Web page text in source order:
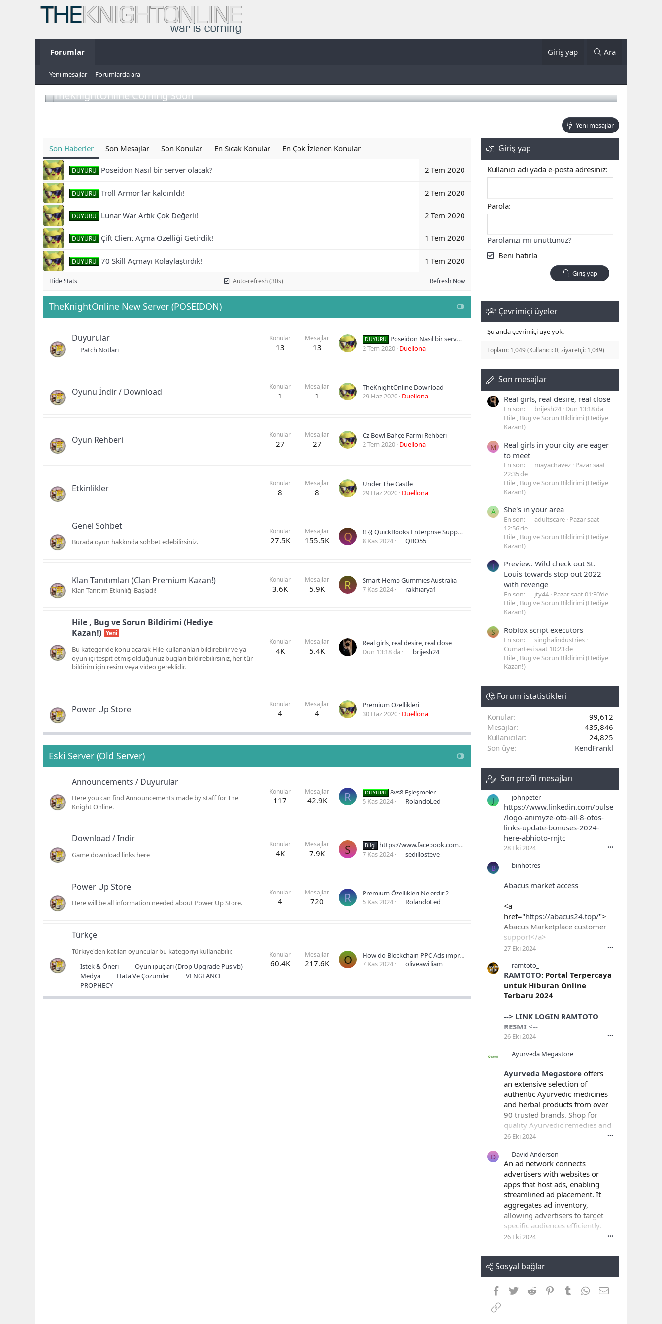
Forumlar Giriş yap Ara
Yeni mesajlar Forumlarda ara
TheKnightOnline Coming Soon
Yeni mesajlar
Son Haberler Son Mesajlar Son Konular En Sıcak Konular En Çok İzlenen Konular
DUYURU Poseidon Nasıl bir server olacak? 2 Tem 2020
DUYURU Troll Armor'lar kaldırıldı! 2 Tem 2020
DUYURU Lunar War Artık Çok Değerli! 2 Tem 2020
DUYURU Çift Client Açma Özelliği Getirdik! 1 Tem 2020
DUYURU 70 Skill Açmayı Kolaylaştırdık! 1 Tem 2020
Auto-refresh (30s)
Hide Stats Refresh Now
TheKnightOnline New Server (POSEIDON)
Duyurular
Patch Notları
Konular
13
Mesajlar
13
DUYURU Poseidon Nasıl bir server olacak?
2 Tem 2020 Duellona
Oyunu İndir / Download Konular
1
Mesajlar
1
TheKnightOnline Download
29 Haz 2020 Duellona
Oyun Rehberi Konular
27
Mesajlar
27
Cz Bowl Bahçe Farmı Rehberi
2 Tem 2020 Duellona
Etkinlikler Konular
8
Mesajlar
8
Under The Castle
29 Haz 2020 Duellona
Genel Sohbet
Burada oyun hakkında sohbet edebilirsiniz.
Konular
27.5K
Mesajlar
155.5K Q
!! {{ QuickBooks Enterprise Support %%%Get Help From QuickBooks Help Without Any Doubt
8 Kas 2024
QBO55
Klan Tanıtımları (Clan Premium Kazan!)
Klan Tanıtım Etkinliği Başladı!
Konular
3.6K
Mesajlar
5.9K R
Smart Hemp Gummies Australia
7 Kas 2024
rakhiarya1
Hile , Bug ve Sorun Bildirimi (Hediye
Kazan!) Yeni
Bu kategoride konu açarak Hile kullananları bildirebilir ve ya
oyun içi tespit etmiş olduğunuz bugları bildirebilirsiniz, her tür
bildirim için resim veya video gereklidir.
Konular
4K
Mesajlar
5.4K
Real girls, real desire, real close
Dün 13:18 da
brijesh24
Power Up Store Konular
4
Mesajlar
4
Premium Özellikleri
30 Haz 2020 Duellona
Eski Server (Old Server)
Announcements / Duyurular
Here you can find Announcements made by staff for The
Knight Online.
Konular
117
Mesajlar
42.9K R DUYURU 8vs8 Eşleşmeler
5 Kas 2024
RolandoLed
Download / Indir
Game download links here
Konular
4K
Mesajlar
7.9K S Bilgi
https://www.facebook.com/FitspressoCanadaWeightLoss/
7 Kas 2024
sedillosteve
Power Up Store
Here will be all information needed about Power Up Store.
Konular
4
Mesajlar
720 R
Premium Özellikleri Nelerdir ?
5 Kas 2024
RolandoLed
Türkçe
Türkiye'den katılan oyuncular bu kategoriyi kullanabilir.
Istek & Öneri
Oyun ipuçları (Drop Upgrade Pus vb)
Medya
Hata Ve Çözümler
VENGEANCE
PROPHECY
Konular
60.4K
Mesajlar
217.6K O
How do Blockchain PPC Ads improve transparency and accountability in advertising?
7 Kas 2024
oliveawilliam
Giriş yap
Kullanıcı adı yada e-posta adresiniz
Parola
Parolanızı mı unuttunuz?
Beni hatırla
Giriş yap
Çevrimiçi üyeler
Şu anda çevrimiçi üye yok.
Toplam: 1,049 (Kullanıcı: 0, ziyaretçi: 1,049)
Son mesajlar
Real girls, real desire, real close
En son: brijesh24 Dün 13:18 da
Hile , Bug ve Sorun Bildirimi (Hediye
Kazan!)
M
Real girls in your city are eager
to meet
En son: mayachavez Pazar saat
22:35'de
Hile , Bug ve Sorun Bildirimi (Hediye
Kazan!)
A She's in your area
En son: adultscare Pazar saat
12:56'de
Hile , Bug ve Sorun Bildirimi (Hediye
Kazan!)
J
Preview: Wild check out St.
Louis towards stop out 2022
with revenge
En son: jty44 Pazar saat 01:30'de
Hile , Bug ve Sorun Bildirimi (Hediye
Kazan!)
S Roblox script executors
En son:
singhalindustries
Cumartesi saat 10:23'de
Hile , Bug ve Sorun Bildirimi (Hediye
Kazan!)
Forum istatistikleri
Konular
99,612
Mesajlar
435,846
Kullanıcılar
24,825
Son üye
KendFrankl
Son profil mesajları
J johnpeter
https://www.linkedin.com/pulse
/logo-animyze-oto-all-8-otos-
links-update-bonuses-2024-
here-abhioto-rnjtc
28 Eki 2024 •••
B binhotres
Abacus market access
<a
href="https://abacus24.top/">
Abacus Marketplace customer
support</a>
Abacus Market - Secure Darknet Marketplace
Join Abacus Market for secure,
anonymous...
abacus24.top
27 Eki 2024 •••
ramtoto_
RAMTOTO: Portal Terpercaya
untuk Hiburan Online
Terbaru 2024
--> LINK LOGIN RAMTOTO
RESMI <--
26 Eki 2024 •••
Ayurveda Megastore
Ayurveda Megastore offers
an extensive selection of
authentic Ayurvedic medicines
and herbal products from over
90 trusted brands. Shop for
quality Ayurvedic remedies and
wellness solutions, conveniently
26 Eki 2024 •••
D David Anderson
An ad network connects
advertisers with websites or
apps that host ads, enabling
streamlined ad placement. It
aggregates ad inventory,
allowing advertisers to target
specific audiences efficiently.
Visit Now --
dult-site-advertisement-network
26 Eki 2024 •••
Sosyal bağlar
Facebook
TwitterReddit PinterestTumblr WhatsApp
E-posta
Link